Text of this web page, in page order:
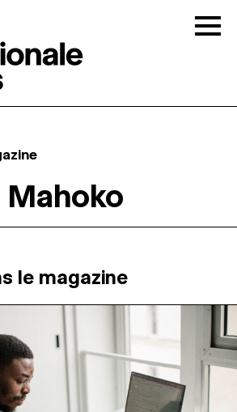
Mahoko
le magazine